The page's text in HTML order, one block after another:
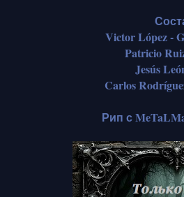
Victor López -
Patricio
Jesús
Carlos
Рип с